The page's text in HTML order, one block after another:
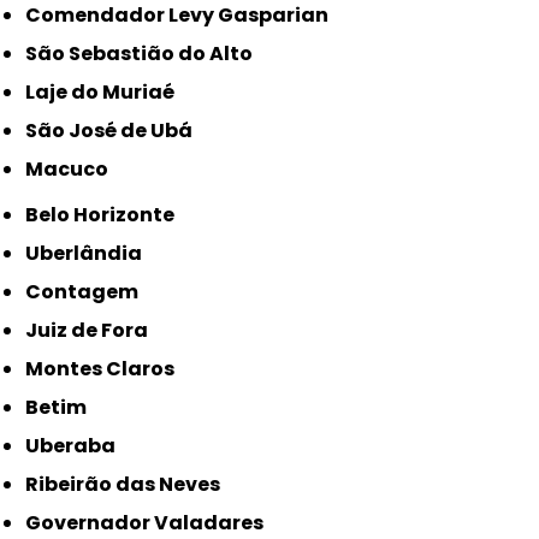
Comendador Levy Gasparian
São Sebastião do Alto
Laje do Muriaé
São José de Ubá
Macuco
Belo Horizonte
Uberlândia
Contagem
Juiz de Fora
Montes Claros
Betim
Uberaba
Ribeirão das Neves
Governador Valadares